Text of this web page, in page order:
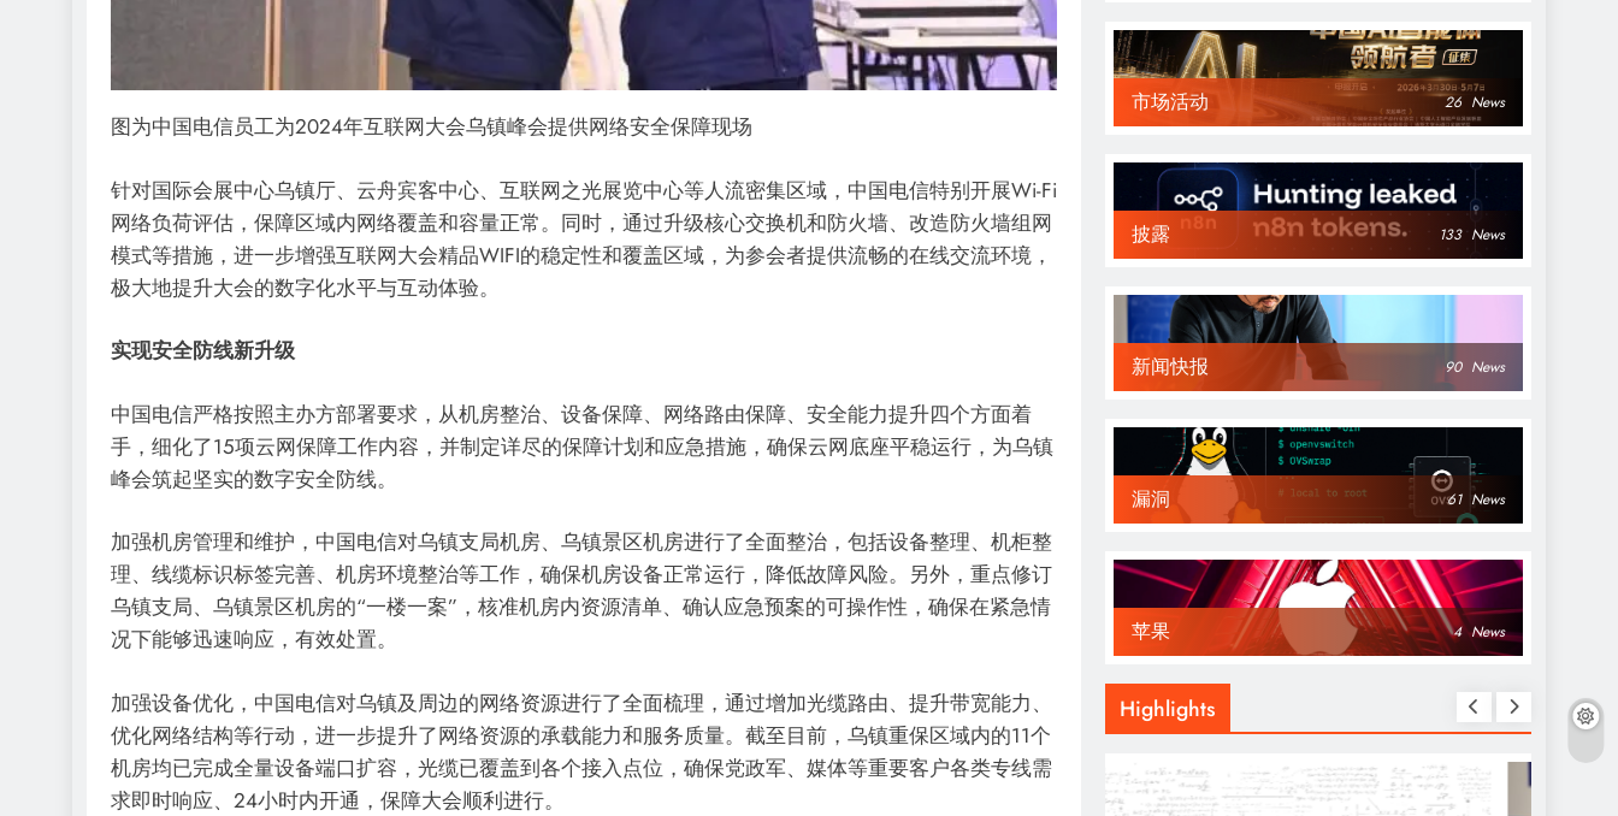
图为中国电信员工为2024年互联网大会乌镇峰会提供网络安全保障现场
针对国际会展中心乌镇厅、云舟宾客中心、互联网之光展览中心等人流密集区域，中国电信特别开展Wi-Fi
网络负荷评估，保障区域内网络覆盖和容量正常。同时，通过升级核心交换机和防火墙、改造防火墙组网
模式等措施，进一步增强互联网大会精品WIFI的稳定性和覆盖区域，为参会者提供流畅的在线交流环境，
极大地提升大会的数字化水平与互动体验。
实现安全防线新升级
中国电信严格按照主办方部署要求，从机房整治、设备保障、网络路由保障、安全能力提升四个方面着
手，细化了15项云网保障工作内容，并制定详尽的保障计划和应急措施，确保云网底座平稳运行，为乌镇
峰会筑起坚实的数字安全防线。
加强机房管理和维护，中国电信对乌镇支局机房、乌镇景区机房进行了全面整治，包括设备整理、机柜整
理、线缆标识标签完善、机房环境整治等工作，确保机房设备正常运行，降低故障风险。另外，重点修订
乌镇支局、乌镇景区机房的“一楼一案”，核准机房内资源清单、确认应急预案的可操作性，确保在紧急情
况下能够迅速响应，有效处置。
加强设备优化，中国电信对乌镇及周边的网络资源进行了全面梳理，通过增加光缆路由、提升带宽能力、
优化网络结构等行动，进一步提升了网络资源的承载能力和服务质量。截至目前，乌镇重保区域内的11个
机房均已完成全量设备端口扩容，光缆已覆盖到各个接入点位，确保党政军、媒体等重要客户各类专线需
求即时响应、24小时内开通，保障大会顺利进行。
市场活动 26 News
披露 133 News
新闻快报 90 News
漏洞 61 News
苹果 4 News
Highlights